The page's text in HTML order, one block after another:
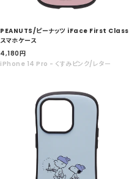
PEANUTS/ピーナッツ iFace First Class
スマホケース
セ
ー
4,180円
iPhone 14 Pro - くすみピンク/レター